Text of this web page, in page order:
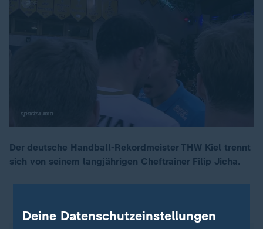
00:17
Der deutsche Handball-Rekordmeister THW Kiel trennt
sich von seinem langjährigen Cheftrainer Filip Jicha.
Deine Datenschutzeinstellungen